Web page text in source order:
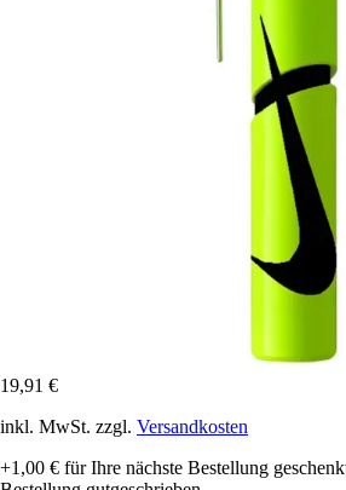
19,91 €
inkl. MwSt. zzgl. Versandkosten
+1,00 € für Ihre nächste Bestellung